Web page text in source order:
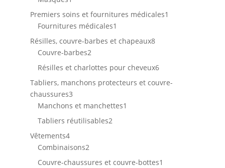
produit
Premiers soins et fournitures médicales1
Fournitures médicales1
produit
Résilles, couvre-barbes et chapeaux88
Couvre-barbes22
produits
Résilles et charlottes pour cheveux66
Tabliers, manchons protecteurs et couvre-
chaussures33
produits
Manchons et manchettes1
Tabliers réutilisables22
Vêtements44
produits
Combinaisons22
produits
Couvre-chaussures et couvre-bottes1